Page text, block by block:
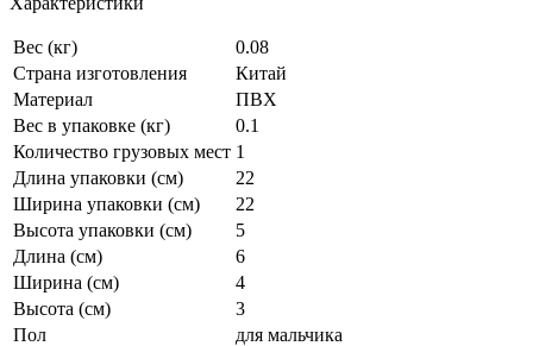
Вес (кг)
0.08
Страна изготовления
Китай
Материал
ПВХ
Вес в упаковке (кг)
0.1
Количество грузовых мест 1
Длина упаковки (см)
22
Ширина упаковки (см)
22
Высота упаковки (см)
5
Длина (см)
6
Ширина (см)
4
Высота (см)
3
Пол
для мальчика